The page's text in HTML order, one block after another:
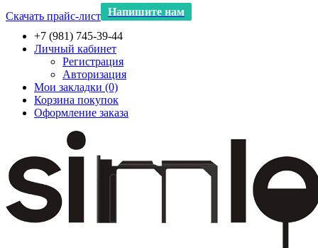
Скачать прайс-лист Напишите нам
+7 (981) 745-39-44
Личный кабинет
Регистрация
Авторизация
Мои закладки (0)
Корзина покупок
Оформление заказа